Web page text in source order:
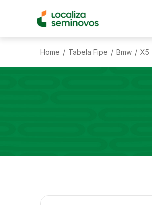
Home / Tabela Fipe / Bmw / X5